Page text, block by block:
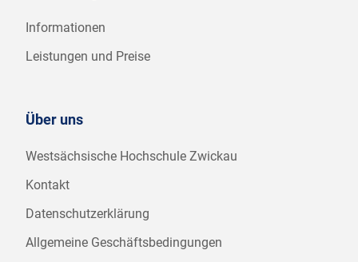
Informationen
Leistungen und Preise
Über uns
Westsächsische Hochschule Zwickau
Kontakt
Datenschutzerklärung
Allgemeine Geschäftsbedingungen